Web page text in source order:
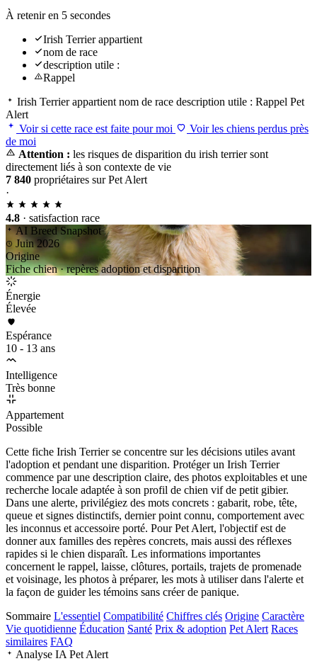
À retenir en 5 secondes
Irish Terrier appartient
nom de race
description utile :
Rappel
Irish Terrier appartient nom de race description utile : Rappel Pet
Alert
Voir si cette race est faite pour moi
Voir les chiens perdus près
de moi
Attention : les risques de disparition du irish terrier sont
directement liés à son contexte de vie
7 840 propriétaires sur Pet Alert
·
4.8 · satisfaction race
AI Breed Snapshot
Juin 2026
Origine
Fiche chien · repères adoption et disparition
Énergie
Élevée
Espérance
10 - 13 ans
Intelligence
Très bonne
Appartement
Possible
Cette fiche Irish Terrier se concentre sur les décisions utiles avant
l'adoption et pendant une disparition. Protéger un Irish Terrier
commence par une description claire, des photos exploitables et une
recherche locale adaptée à son profil de chien vif de petit gibier.
Dans une alerte, privilégiez des mots concrets : gabarit, robe, tête,
queue et signes distinctifs, dernier point connu, comportement avec
les inconnus et accessoire porté. Pour Pet Alert, l'objectif est de
donner aux familles des repères concrets, mais aussi des réflexes
rapides si le chien disparaît. Les informations importantes
concernent le rappel, laisse, clôtures, portails, trajets de promenade
et voisinage, les photos à préparer, les mots à utiliser dans l'alerte et
la façon de guider les témoins sans créer de panique.
Sommaire L'essentiel Compatibilité Chiffres clés Origine Caractère
Vie quotidienne Éducation Santé Prix & adoption Pet Alert Races
similaires FAQ
Analyse IA Pet Alert